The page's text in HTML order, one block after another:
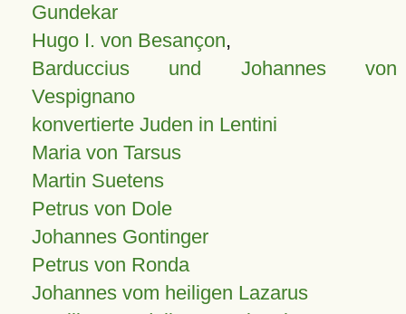
Gundekar
Hugo I. von Besançon,
Barduccius und Johannes von
Vespignano
konvertierte Juden in Lentini
Maria von Tarsus
Martin Suetens
Petrus von Dole
Johannes Gontinger
Petrus von Ronda
Johannes vom heiligen Lazarus